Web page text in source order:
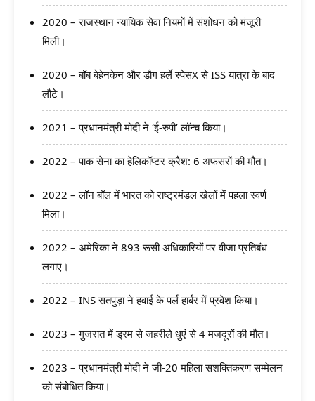
2020 – राजस्थान न्यायिक सेवा नियमों में संशोधन को मंजूरी
मिली।
2020 – बॉब बेहेनकेन और डौग हर्ले स्पेसX से ISS यात्रा के बाद
लौटे।
2021 – प्रधानमंत्री मोदी ने ‘ई-रुपी’ लॉन्‍च किया।
2022 – पाक सेना का हेलिकॉप्टर क्रैश: 6 अफसरों की मौत।
2022 – लॉन बॉल में भारत को राष्ट्रमंडल खेलों में पहला स्वर्ण
मिला।
2022 – अमेरिका ने 893 रूसी अधिकारियों पर वीजा प्रतिबंध
लगाए।
2022 – INS सतपुड़ा ने हवाई के पर्ल हार्बर में प्रवेश किया।
2023 – गुजरात में ड्रम से जहरीले धुएं से 4 मजदूरों की मौत।
2023 – प्रधानमंत्री मोदी ने जी-20 महिला सशक्तिकरण सम्मेलन
को संबोधित किया।